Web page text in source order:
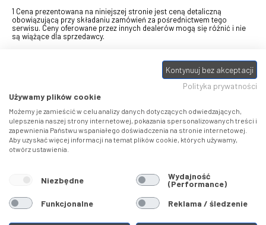
1 Cena prezentowana na niniejszej stronie jest ceną detaliczną
obowiązującą przy składaniu zamówień za pośrednictwem tego
serwisu. Ceny oferowane przez innych dealerów mogą się różnić i nie
są wiążące dla sprzedawcy.
swój bon" na towary z oferty VELO, aktualnie dostępnej na stronie
, w ramach sprzedaży premiowej. Dowiedz się jak
stronie promocji. Prezentowana wartość
eBonu uwzględnia fakt wyrażenia - w procesie rejestracji w Panelu
klienta- zgody na otrzymywanie drogą mailową informacji handlowo-
marketingowe, np. newsletter rowerowy. W przypadku braku zgody
wartość eBonu zostanie obniżona o 10 zł.
Pamiętaj, że eBony za produkty SIDI dotyczą zakupów w sklepach
SIDI Center, produkty Castelli zakupów w placówkach tworzących
Castelli Center.
Kontynuuj bez akceptacji
Polityka prywatności
Używamy plików cookie
Możemy je zamieścić w celu analizy danych dotyczących odwiedzających,
ulepszenia naszej strony internetowej, pokazania spersonalizowanych treści i
zapewnienia Państwu wspaniałego doświadczenia na stronie internetowej.
Aby uzyskać więcej informacji na temat plików cookie, których używamy,
otwórz ustawienia.
Niezbędne Wydajność
(Performance)
Funkcjonalne
Reklama / śledzenie